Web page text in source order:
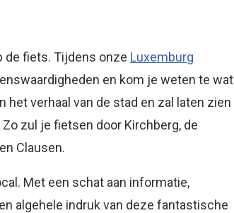
de fiets. Tijdens onze Luxemburg
en kom je weten te wat
het verhaal van de stad en zal laten zien
zul je fietsen door Kirchberg, de
Clausen.
Met een schat aan informatie,
algehele indruk van deze fantastische